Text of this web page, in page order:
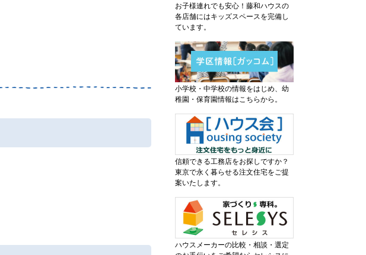
お子様連れでも安心！藤和ハウスの
各店舗にはキッズスペースを完備し
ています。
小学校・中学校の情報をはじめ、幼
稚園・保育園情報はこちらから。
信頼できる工務店をお探しですか？
東京で永く暮らせる注文住宅をご提
案いたします。
ハウスメーカーの比較・相談・選定